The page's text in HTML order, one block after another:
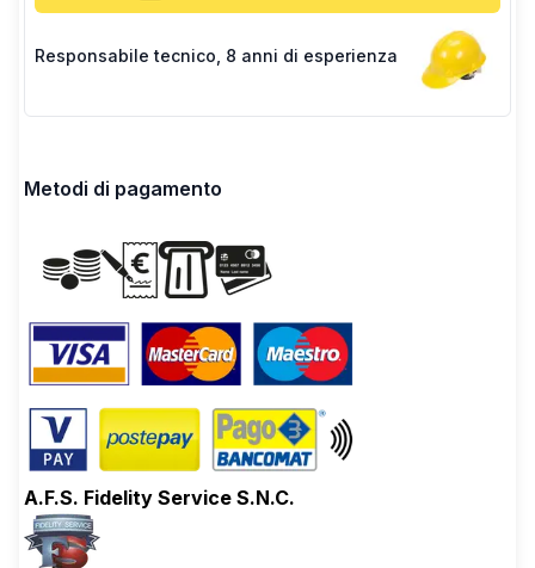
Responsabile tecnico 8 anni di esperienza
Metodi di pagamento
A.F.S. Fidelity Service S.N.C.